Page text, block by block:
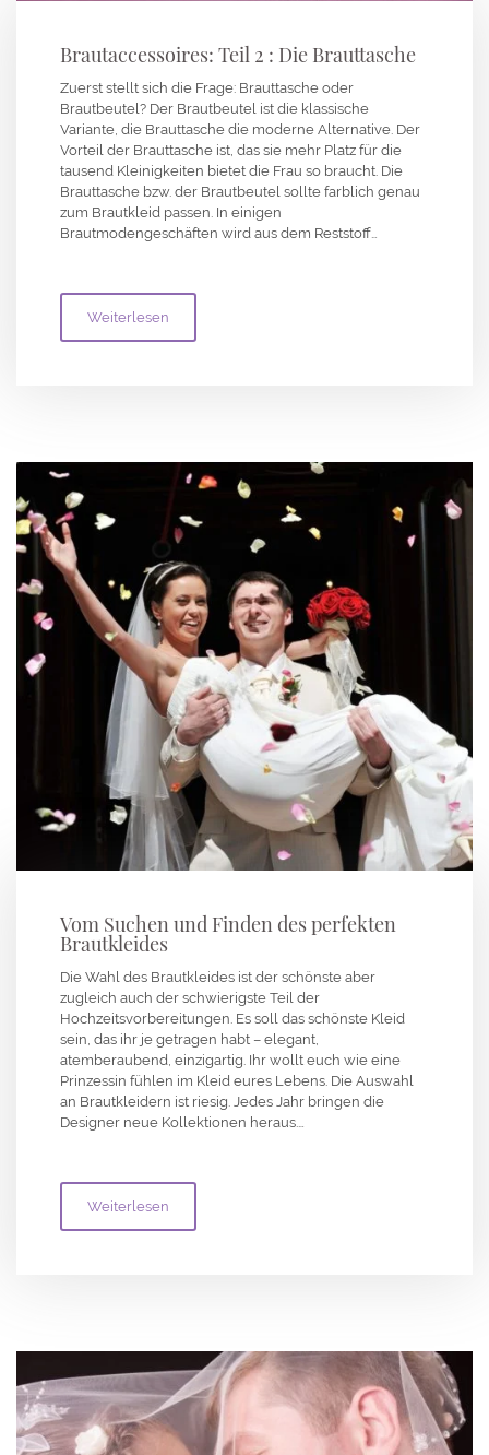
Brautaccessoires: Teil 2 : Die Brauttasche
Zuerst stellt sich die Frage: Brauttasche oder
Brautbeutel? Der Brautbeutel ist die klassische
Variante, die Brauttasche die moderne Alternative. Der
Vorteil der Brauttasche ist, das sie mehr Platz für die
tausend Kleinigkeiten bietet die Frau so braucht. Die
Brauttasche bzw. der Brautbeutel sollte farblich genau
zum Brautkleid passen. In einigen
Brautmodengeschäften wird aus dem Reststoff…
Weiterlesen
Vom Suchen und Finden des perfekten
Brautkleides
Die Wahl des Brautkleides ist der schönste aber
zugleich auch der schwierigste Teil der
Hochzeitsvorbereitungen. Es soll das schönste Kleid
sein, das ihr je getragen habt – elegant,
atemberaubend, einzigartig. Ihr wollt euch wie eine
Prinzessin fühlen im Kleid eures Lebens. Die Auswahl
an Brautkleidern ist riesig. Jedes Jahr bringen die
Designer neue Kollektionen heraus.…
Weiterlesen